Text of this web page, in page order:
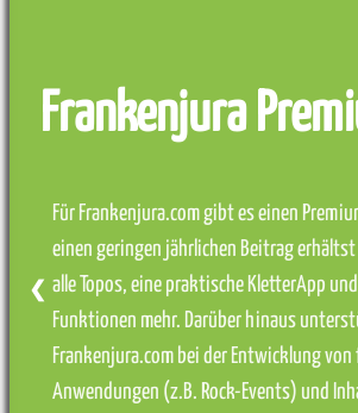
Frankenjura
Für Frankenjura.com gibt es einen
einen geringen jährlichen Beitrag
alle Topos, eine praktische KletterApp
Funktionen mehr. Darüber hinaus
Frankenjura.com bei der Entwicklung von
Anwendungen (z.B. Rock-Events) und
❮